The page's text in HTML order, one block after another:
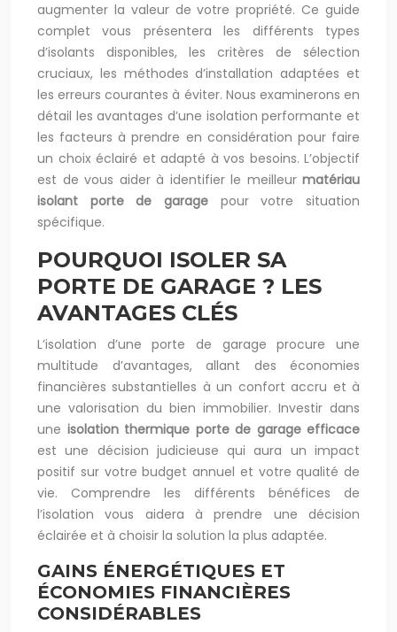
augmenter la valeur de votre propriété. Ce guide
complet vous présentera les différents types
d’isolants disponibles, les critères de sélection
cruciaux, les méthodes d’installation adaptées et
les erreurs courantes à éviter. Nous examinerons en
détail les avantages d’une isolation performante et
les facteurs à prendre en considération pour faire
un choix éclairé et adapté à vos besoins. L’objectif
est de vous aider à identifier le meilleur matériau
isolant porte de garage pour votre situation
spécifique.
POURQUOI ISOLER SA
PORTE DE GARAGE ? LES
AVANTAGES CLÉS
L’isolation d’une porte de garage procure une
multitude d’avantages, allant des économies
financières substantielles à un confort accru et à
une valorisation du bien immobilier. Investir dans
une isolation thermique porte de garage efficace
est une décision judicieuse qui aura un impact
positif sur votre budget annuel et votre qualité de
vie. Comprendre les différents bénéfices de
l’isolation vous aidera à prendre une décision
éclairée et à choisir la solution la plus adaptée.
GAINS ÉNERGÉTIQUES ET
ÉCONOMIES FINANCIÈRES
CONSIDÉRABLES